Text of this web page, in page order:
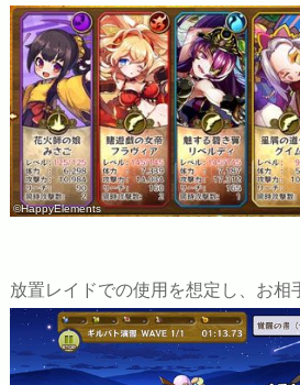
©HappyElements
放置レイドでの使用を想定し、お相